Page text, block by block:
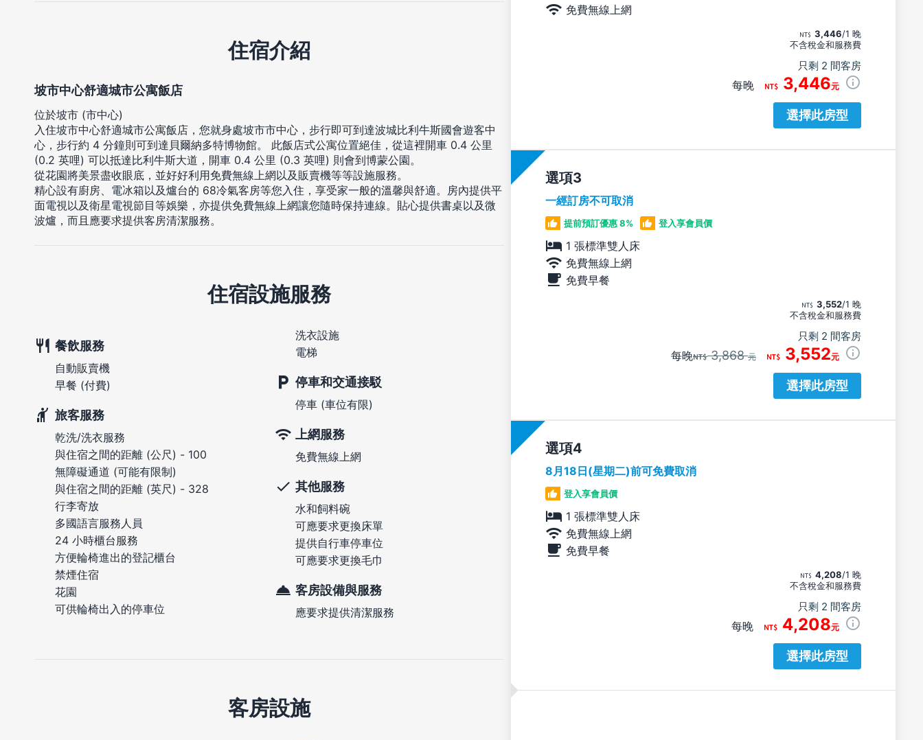
免費無線上網
3,446/1 晚
不含稅金和服務費
只剩 2 間客房
每晚 3,446元
選擇此房型
選項
一經訂房不可取消
提前預訂優惠 8% 登入享會員價
1 張標準雙人床
免費無線上網
免費早餐
3,552/1 晚
不含稅金和服務費
只剩 2 間客房
每晚 3,868元 3,552元
選擇此房型
選項
8月18日(星期二)前可免費取消
登入享會員價
1 張標準雙人床
免費無線上網
免費早餐
4,208/1 晚
不含稅金和服務費
只剩 2 間客房
每晚 4,208元
選擇此房型
住宿介紹
坡市中心舒適城市公寓飯店
位於坡市 (市中心)
入住坡市中心舒適城市公寓飯店，您就身處坡市市中心，步行即可到達波城比利牛斯國會遊客中
心，步行約 4 分鐘則可到達貝爾納多特博物館。 此飯店式公寓位置絕佳，從這裡開車 0.4 公里
(0.2 英哩) 可以抵達比利牛斯大道，開車 0.4 公里 (0.3 英哩) 則會到博蒙公園。
從花園將美景盡收眼底，並好好利用免費無線上網以及販賣機等等設施服務。
精心設有廚房、電冰箱以及爐台的 68冷氣客房等您入住，享受家一般的溫馨與舒適。房內提供平
面電視以及衛星電視節目等娛樂，亦提供免費無線上網讓您隨時保持連線。貼心提供書桌以及微
波爐，而且應要求提供客房清潔服務。
住宿設施服務
餐飲服務
自動販賣機
早餐 (付費)
旅客服務
乾洗/洗衣服務
與住宿之間的距離 (公尺) - 100
無障礙通道 (可能有限制)
與住宿之間的距離 (英尺) - 328
行李寄放
多國語言服務人員
24 小時櫃台服務
方便輪椅進出的登記櫃台
禁煙住宿
花園
可供輪椅出入的停車位
洗衣設施
電梯
停車和交通接駁
停車 (車位有限)
上網服務
免費無線上網
其他服務
水和飼料碗
可應要求更換床單
提供自行車停車位
可應要求更換毛巾
客房設備與服務
應要求提供清潔服務
客房設施